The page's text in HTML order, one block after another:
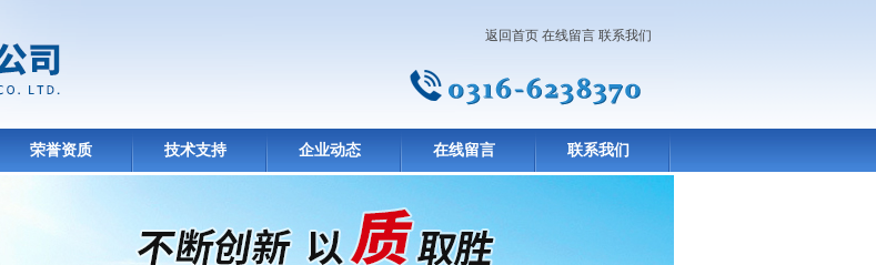
返回首页 在线留言 联系我们
荣誉资质 技术支持 企业动态 在线留言 联系我们